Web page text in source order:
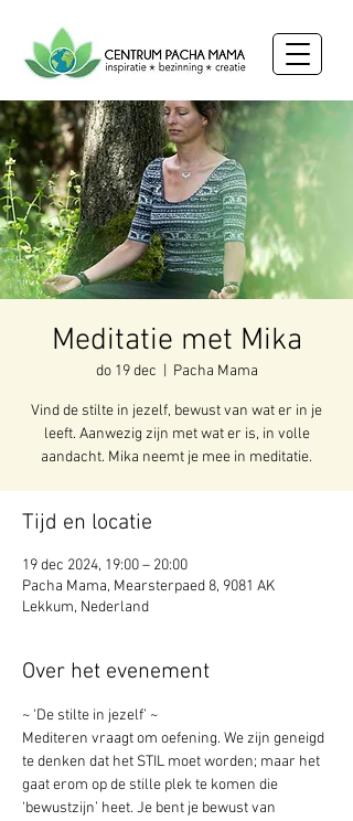
Meditatie met Mika
do 19 dec Pacha Mama
Vind de stilte in jezelf, bewust van wat er in je
leeft. Aanwezig zijn met wat er is, in volle
aandacht. Mika neemt je mee in meditatie.
Tijd en locatie
19 dec 2024, 19:00 – 20:00
Pacha Mama, Mearsterpaed 8, 9081 AK
Lekkum, Nederland
Over het evenement
~ ‘De stilte in jezelf’ ~
Mediteren vraagt om oefening. We zijn geneigd
te denken dat het STIL moet worden; maar het
gaat erom op de stille plek te komen die
‘bewustzijn’ heet. Je bent je bewust van